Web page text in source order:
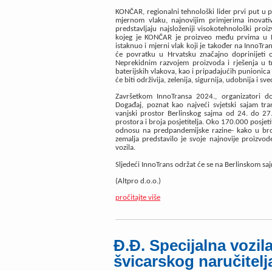
KONČAR, regionalni tehnološki lider prvi put u
mjernom vlaku, najnovijim primjerima
predstavljaju najsloženiji visokotehnološki
kojeg je KONČAR je proizveo među prvima
istaknuo i mjerni vlak koji je također na
će povratku u Hrvatsku značajno doprinijeti
Neprekidnim razvojem proizvoda i rješenja
baterijskih vlakova, kao i pripadajućih
će biti održivija, zelenija, sigurnija, udobnija i
Završetkom InnoTransa 2024., organizatori
Događaj, poznat kao najveći svjetski sajam
vanjski prostor Berlinskog sajma od 24. do
prostora i broja posjetitelja. Oko 170.000
odnosu na predpandemijske razine- kako u
zemalja predstavilo je svoje najnovije
vozila.
Sljedeći InnoTrans održat će se na Berlinskom
(Altpro d.o.o.)
pročitajte više
Đ.Đ. Specijalna
švicarskog